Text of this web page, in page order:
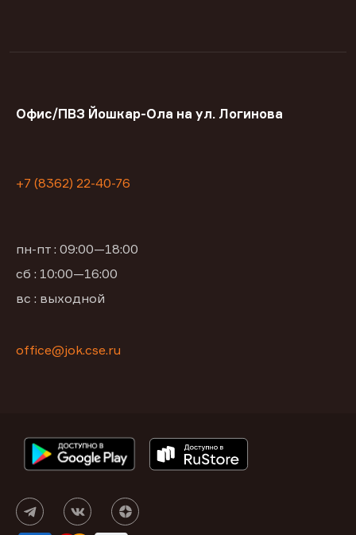
Офис/ПВЗ Йошкар-Ола на ул. Логинова
+7 (8362) 22-40-76
пн-пт : 09:00—18:00
сб : 10:00—16:00
вс : выходной
office@jok.cse.ru